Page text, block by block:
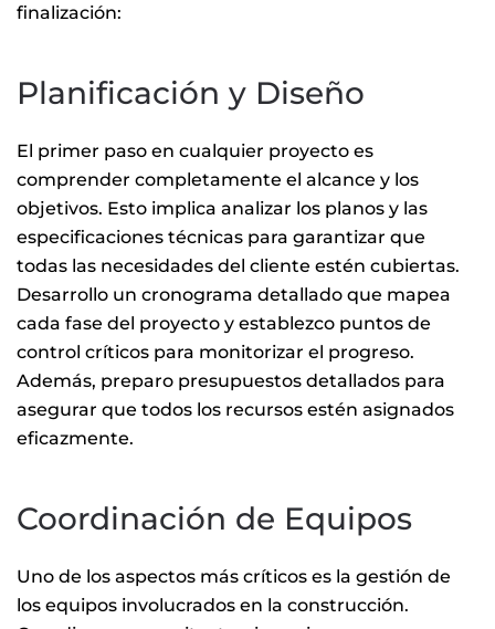
finalización:
Planificación y Diseño
El primer paso en cualquier proyecto es
comprender completamente el alcance y los
objetivos. Esto implica analizar los planos y las
especificaciones técnicas para garantizar que
todas las necesidades del cliente estén cubiertas.
Desarrollo un cronograma detallado que mapea
cada fase del proyecto y establezco puntos de
control críticos para monitorizar el progreso.
Además, preparo presupuestos detallados para
asegurar que todos los recursos estén asignados
eficazmente.
Coordinación de Equipos
Uno de los aspectos más críticos es la gestión de
los equipos involucrados en la construcción.